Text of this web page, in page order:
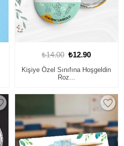
₺14.00 ₺12.90
Kişiye Özel Sınıfına Hoşgeldin
Roz...